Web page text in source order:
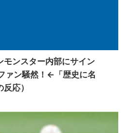
モンスター内部にサイン
ァン騒然！←「歴史に名
応）